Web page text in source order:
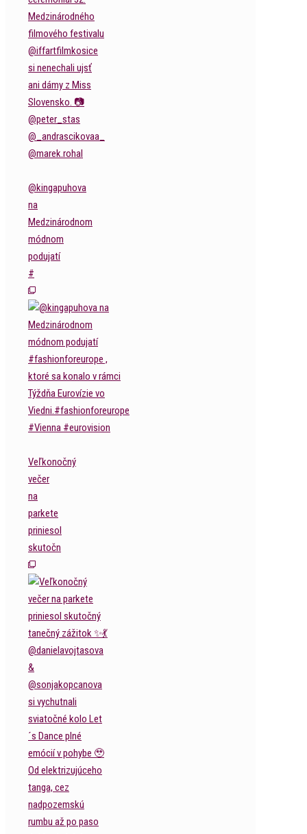
@kingapuhova
na
Medzinárodnom
módnom
podujatí
#
Veľkonočný
večer
na
parkete
priniesol
skutočn